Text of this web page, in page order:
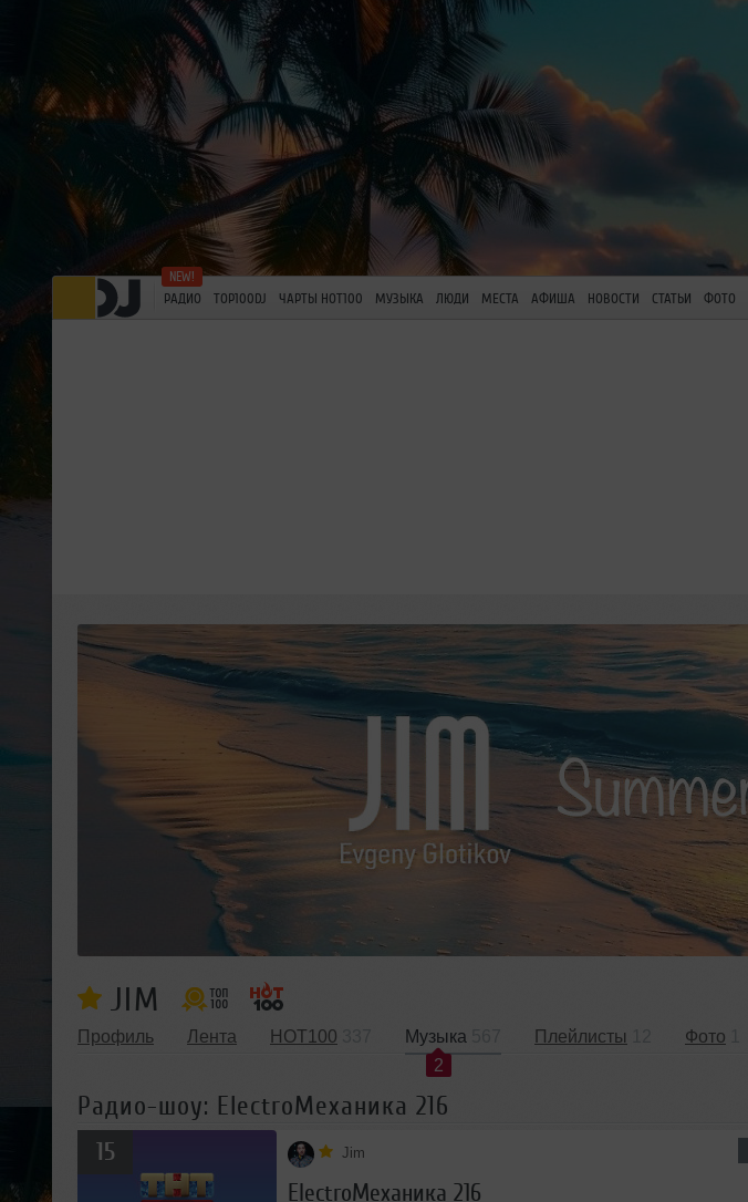
РАДИО TOP100DJ ЧАРТЫ HOT100 МУЗЫКА ЛЮДИ МЕСТА АФИША НОВОСТИ СТАТЬИ ФОТО
JIM
Профиль Лента HOT100
Музыка
2
Плейлисты Фото
Радио-шоу: ElectroМеханика 216
15 Jim
ElectroМеханика 216